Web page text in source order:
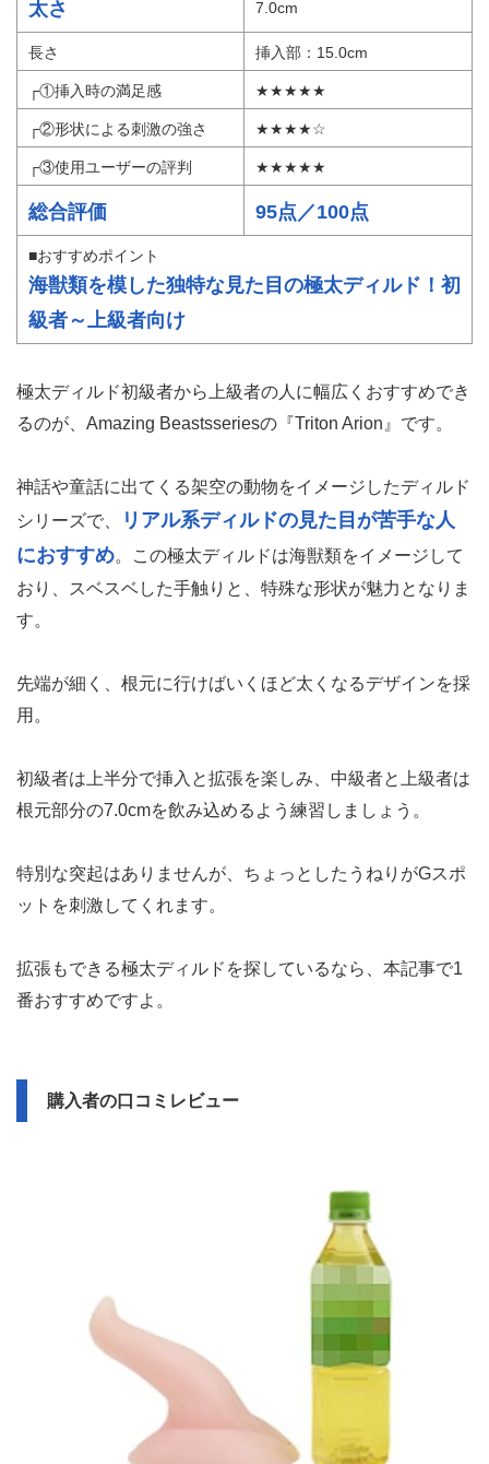
メーカー
参考価格 3,680円
形状の種類
拡張系ディルド
太さ 7.0cm
長さ 挿入部：15.0cm
┌①挿入時の満足感
┌②形状による刺激の強さ ★★★★☆
┌③使用ユーザーの評判 ★★★★★
総合評価 95点／100点
級者～上級者向け
極太ディルド初級者から上級者の人に幅広くおすすめでき
るのが、Amazing Beastsseriesの『Triton Arion』です。
神話や童話に出てくる架空の動物をイメージしたディルド
シリーズで、 リアル系ディルドの見た目が苦手な人
おり、スベスベした手触りと、特殊な形状が魅力となりま
す。
用。
根元部分の7.0cmを飲み込めるよう練習しましょう。
特別な突起はありませんが、ちょっとしたうねりがGスポ
拡張もできる極太ディルドを探しているなら、本記事で1
番おすすめですよ。